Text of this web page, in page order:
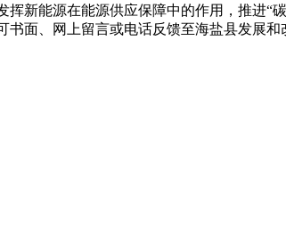
新能源在能源供应保障中的作用，推进“
面、网上留言或电话反馈至海盐县发展和